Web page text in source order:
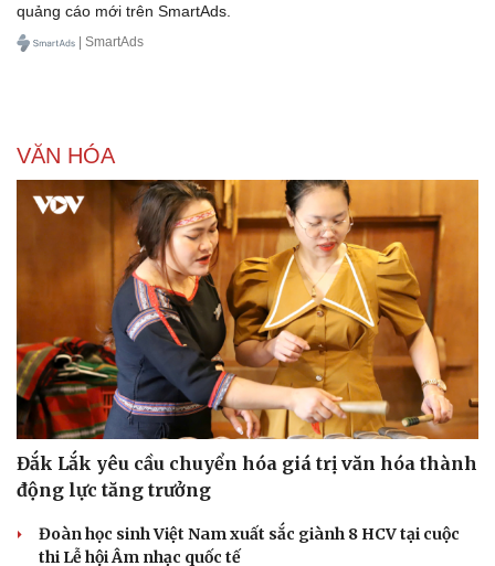
Doanh nghiệp
Thông tin doanh nghiệp
Doanh nhân
Vì cộng đồng
Công nghệ
Trải nghiệm
quảng cáo mới trên SmartAds.
| SmartAds
VĂN HÓA
Đắk Lắk yêu cầu chuyển hóa giá trị văn hóa thành
động lực tăng trưởng
Đoàn học sinh Việt Nam xuất sắc giành 8 HCV tại cuộc
thi Lễ hội Âm nhạc quốc tế